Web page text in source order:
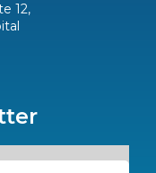
12,